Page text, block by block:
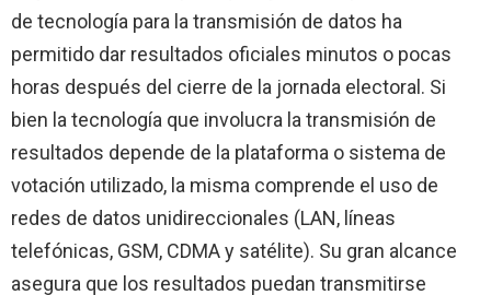
de tecnología para la transmisión de datos ha
permitido dar resultados oficiales minutos o pocas
horas después del cierre de la jornada electoral. Si
bien la tecnología que involucra la transmisión de
resultados depende de la plataforma o sistema de
votación utilizado, la misma comprende el uso de
redes de datos unidireccionales (LAN, líneas
telefónicas, GSM, CDMA y satélite). Su gran alcance
asegura que los resultados puedan transmitirse